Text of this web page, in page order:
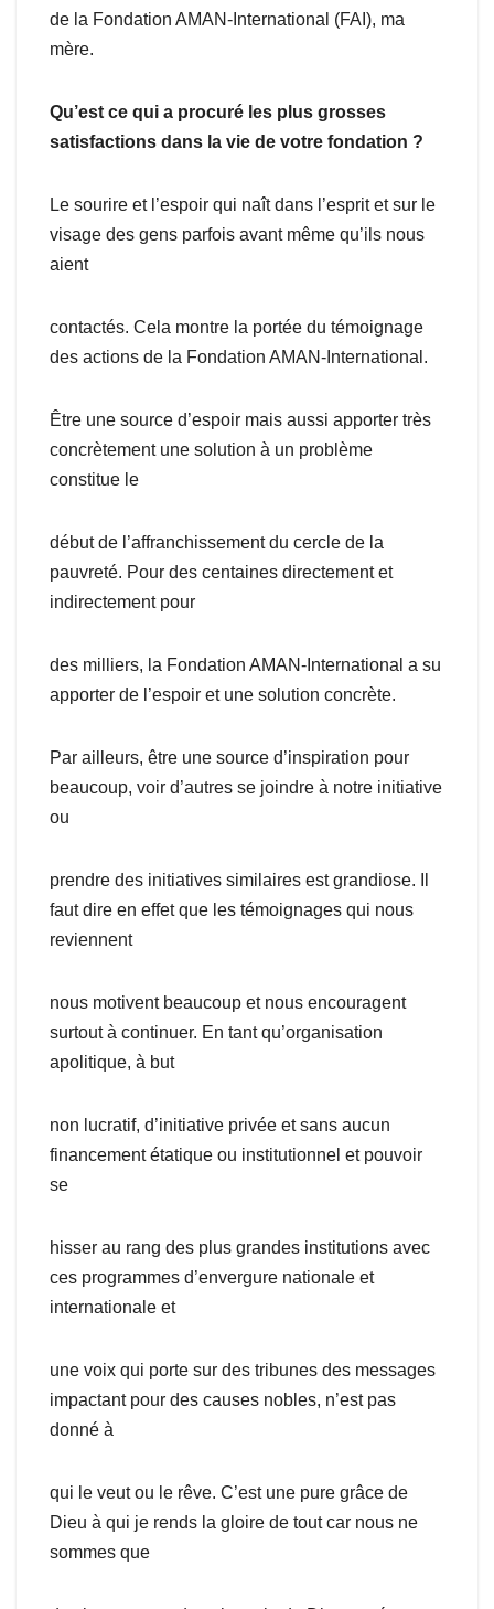
de la Fondation AMAN-International (FAI), ma
mère.
Qu’est ce qui a procuré les plus grosses
satisfactions dans la vie de votre fondation ?
Le sourire et l’espoir qui naît dans l’esprit et sur le
visage des gens parfois avant même qu’ils nous
aient
contactés. Cela montre la portée du témoignage
des actions de la Fondation AMAN-International.
Être une source d’espoir mais aussi apporter très
concrètement une solution à un problème
constitue le
début de l’affranchissement du cercle de la
pauvreté. Pour des centaines directement et
indirectement pour
des milliers, la Fondation AMAN-International a su
apporter de l’espoir et une solution concrète.
Par ailleurs, être une source d’inspiration pour
beaucoup, voir d’autres se joindre à notre initiative
ou
prendre des initiatives similaires est grandiose. Il
faut dire en effet que les témoignages qui nous
reviennent
nous motivent beaucoup et nous encouragent
surtout à continuer. En tant qu’organisation
apolitique, à but
non lucratif, d’initiative privée et sans aucun
financement étatique ou institutionnel et pouvoir
se
hisser au rang des plus grandes institutions avec
ces programmes d’envergure nationale et
internationale et
une voix qui porte sur des tribunes des messages
impactant pour des causes nobles, n’est pas
donné à
qui le veut ou le rêve. C’est une pure grâce de
Dieu à qui je rends la gloire de tout car nous ne
sommes que